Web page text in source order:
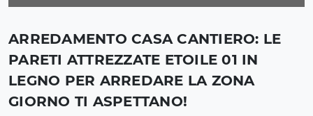
ARREDAMENTO CASA CANTIERO: LE
PARETI ATTREZZATE ETOILE 01 IN
LEGNO PER ARREDARE LA ZONA
GIORNO TI ASPETTANO!